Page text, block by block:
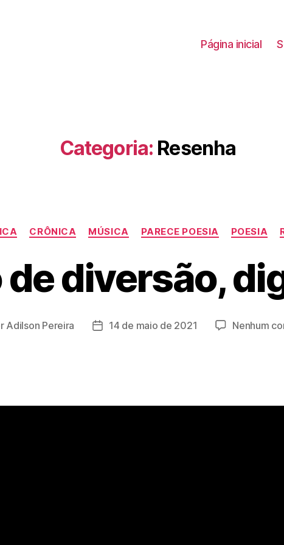
Página inicial
Categoria: Resenha
Categorias
CRÔNICA MÚSICA PARECE POESIA POESIA
diversão,
Adilson Pereira
Data14 de maio de 2021 Nenhum